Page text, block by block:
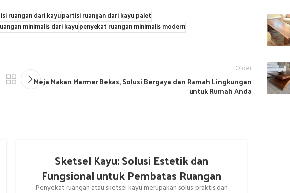
ruangan dari kayupartisi ruangan dari kayu palet
minimalis dari kayupenyekat ruangan minimalis modern
Older
Meja Makan Marmer Bekas, Solusi Bergaya dan Ramah Lingkungan
untuk Rumah Anda
Sketsel Kayu: Solusi Estetik dan
Fungsional untuk Pembatas Ruangan
Penyekat ruangan atau sketsel kayu merupakan solusi praktis dan